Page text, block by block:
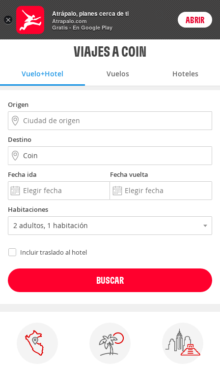
Vuelo+Hotel Login
VIAJES A COIN
Vuelo+Hotel Vuelos Hoteles
Origen
Destino
Fecha ida Fecha vuelta
Habitaciones
Incluir traslado al hotel
×
Atrápalo, planes cerca de ti
Atrapalo.com
Gratis - En Google Play
ABRIR